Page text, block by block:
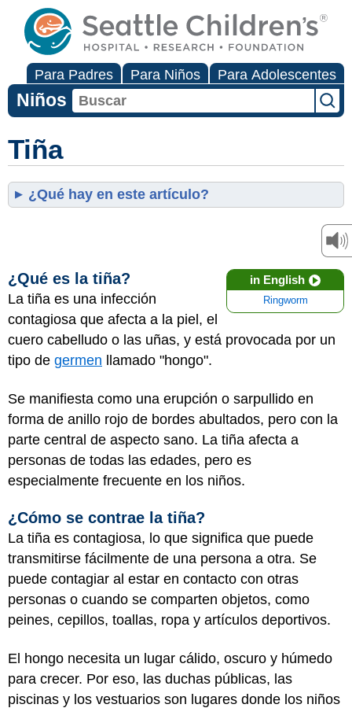
Para Padres Para Niños Para Adolescentes
Niños
Tiña
¿Qué hay en este artículo?
in English
Ringworm
¿Qué es la tiña?
La tiña es una infección
contagiosa que afecta a la piel, el
cuero cabelludo o las uñas, y está provocada por un
tipo de germen llamado "hongo".
Se manifiesta como una erupción o sarpullido en
forma de anillo rojo de bordes abultados, pero con la
parte central de aspecto sano. La tiña afecta a
personas de todas las edades, pero es
especialmente frecuente en los niños.
¿Cómo se contrae la tiña?
La tiña es contagiosa, lo que significa que puede
transmitirse fácilmente de una persona a otra. Se
puede contagiar al estar en contacto con otras
personas o cuando se comparten objetos, como
peines, cepillos, toallas, ropa y artículos deportivos.
El hongo necesita un lugar cálido, oscuro y húmedo
para crecer. Por eso, las duchas públicas, las
piscinas y los vestuarios son lugares donde los niños